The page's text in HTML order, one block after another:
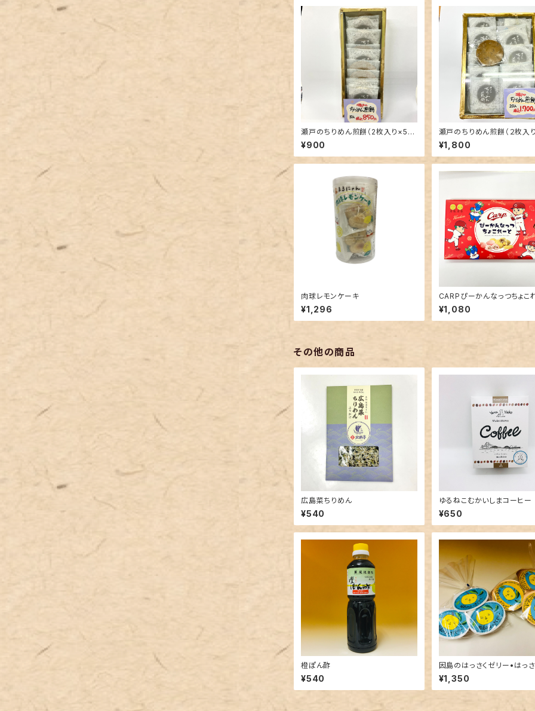
瀬戸のちりめん煎餅（2枚入り×5袋
入）
¥900
瀬戸のちりめん煎餅（２枚入
袋入）
¥1,800
肉球レモンケーキ
¥1,296
CARPぴーかんなっつちょこ
¥1,080
その他の商品
広島菜ちりめん
¥540
ゆるねこむかいしまコーヒー
¥650
橙ぽん酢
¥540
因島のはっさくゼリー•はっ
ーベット（３個×２種）
¥1,350